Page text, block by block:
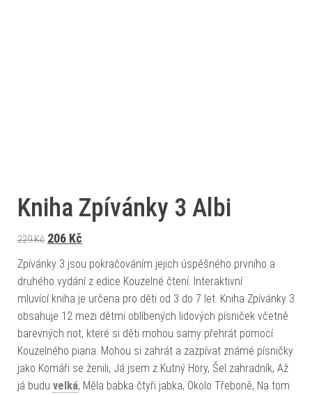
Kniha Zpívánky 3 Albi
229Kč Původní cena byla: 229 Kč.
206 Kč
Zpívánky 3 jsou pokračováním jejich úspěšného prvního a
druhého vydání z edice Kouzelné čtení. Interaktivní
mluvící kniha je určena pro děti od 3 do 7 let. Kniha Zpívánky 3
obsahuje 12 mezi dětmi oblíbených lidových písniček včetně
barevných not, které si děti mohou samy přehrát pomocí
Kouzelného piana. Mohou si zahrát a zazpívat známé písničky
jako Komáři se ženili, Já jsem z Kutný Hory, Šel zahradník, Až
já budu velká, Měla babka čtyři jabka, Okolo Třeboně, Na tom